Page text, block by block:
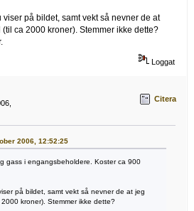
viser på bildet, samt vekt så nevner de at
ca 2000 kroner). Stemmer ikke dette?
Loggat
Citera
2006, 12:52:25
gass i engangsbeholdere. Koster ca 900
på bildet, samt vekt så nevner de at jeg
kroner). Stemmer ikke dette?